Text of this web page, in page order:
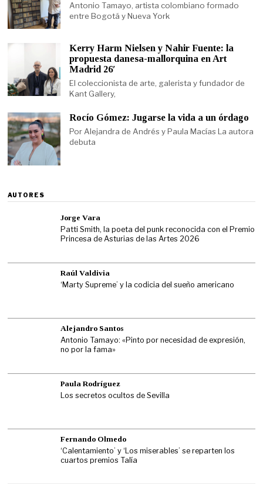
Antonio Tamayo, artista colombiano formado
entre Bogotá y Nueva York
Kerry Harm Nielsen y Nahir Fuente: la
propuesta danesa-mallorquina en Art
Madrid 26′
El coleccionista de arte, galerista y fundador de
Kant Gallery,
Rocío Gómez: Jugarse la vida a un órdago
Por Alejandra de Andrés y Paula Macías La autora
debuta
AUTORES
Jorge Vara
Patti Smith, la poeta del punk reconocida con el Premio
Princesa de Asturias de las Artes 2026
Raúl Valdivia
‘Marty Supreme’ y la codicia del sueño americano
Alejandro Santos
Antonio Tamayo: «Pinto por necesidad de expresión,
no por la fama»
Paula Rodríguez
Los secretos ocultos de Sevilla
Fernando Olmedo
‘Calentamiento’ y ‘Los miserables’ se reparten los
cuartos premios Talía